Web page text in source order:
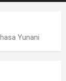
Yunani